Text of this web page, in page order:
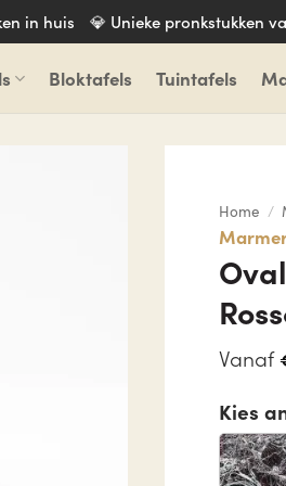
in huis 💎 Unieke pronkstukken
Bloktafels Tuintafels
Home /
Vanaf
Kies